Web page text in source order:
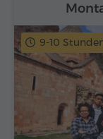
9-10